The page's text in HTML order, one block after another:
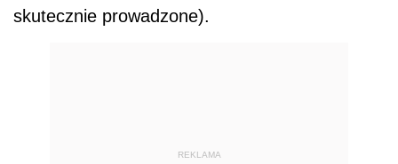
skutecznie prowadzone).
REKLAMA